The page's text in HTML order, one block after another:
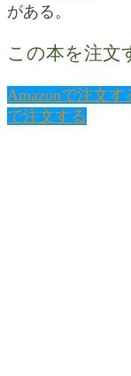
がある。
この本を注文
Amazonで注文す
で注文する